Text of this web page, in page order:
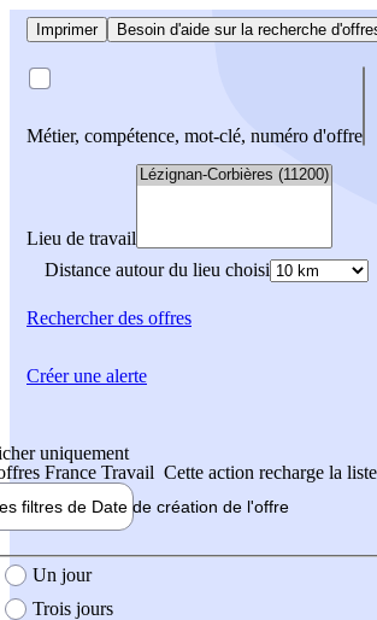
Imprimer Besoin d'aide sur la recherche
Métier, compétence, mot-clé, numéro d'offre
Lieu de travail
Distance autour du lieu choisi
Rechercherdes offres
uniquement
France Travail Cette action recharge la
filtres de Date de création de l'offre
création de l'offre
Un jour
Trois jours
Créer une alerte